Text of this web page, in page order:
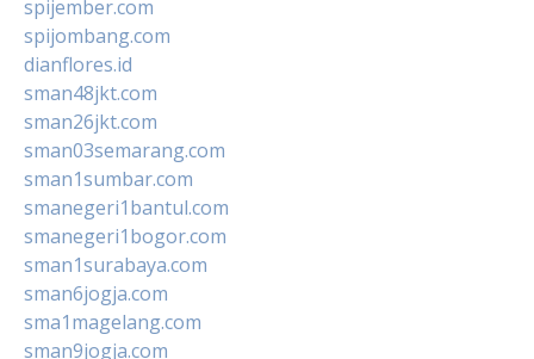
spijember.com
spijombang.com
dianflores.id
sman48jkt.com
sman26jkt.com
sman03semarang.com
sman1sumbar.com
smanegeri1bantul.com
smanegeri1bogor.com
sman1surabaya.com
sman6jogja.com
sma1magelang.com
sman9jogja.com